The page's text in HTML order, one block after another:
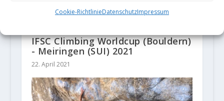
Cookie-RichtlinieDatenschutzImpressum
IFSC Climbing Worldcup (Bouldern)
- Meiringen (SUI) 2021
22. April 2021